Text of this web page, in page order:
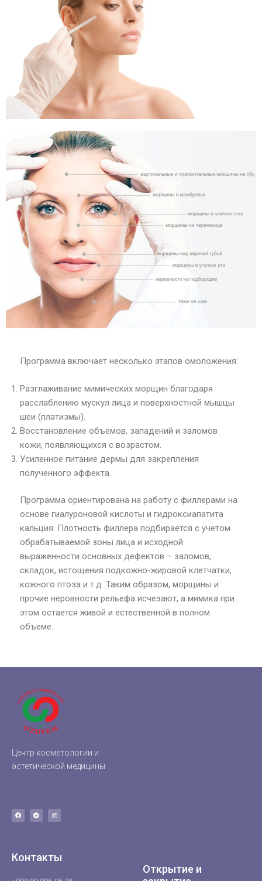
Программа включает несколько этапов омоложения:
Разглаживание мимических морщин благодаря
расслаблению мускул лица и поверхностной мышцы
шеи (платизмы).
Восстановление объемов, западений и заломов
кожи, появляющихся с возрастом.
Усиленное питание дермы для закрепления
полученного эффекта.
Программа ориентирована на работу с филлерами на
основе гиалуроновой кислоты и гидроксиапатита
кальция. Плотность филлера подбирается с учетом
обрабатываемой зоны лица и исходной
выраженности основных дефектов – заломов,
складок, истощения подкожно-жировой клетчатки,
кожного птоза и т.д. Таким образом, морщины и
прочие неровности рельефа исчезают, а мимика при
этом остается живой и естественной в полном
объеме.
Центр косметологии и
эстетической медицины
Контакты
Открытие и